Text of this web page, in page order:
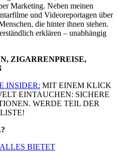
Marketing. Neben meinen
und Videoreportagen über
die hinter ihnen stehen.
erklären – unabhängig
ZIGARRENPREISE,
INSIDER: MIT EINEM KLICK
EINTAUCHEN: SICHERE
WERDE TEIL DER
BIETET